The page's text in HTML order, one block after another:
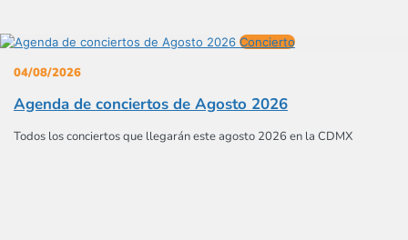
Concierto
04/08/2026
Agenda de conciertos de Agosto 2026
Todos los conciertos que llegarán este agosto 2026 en la CDMX